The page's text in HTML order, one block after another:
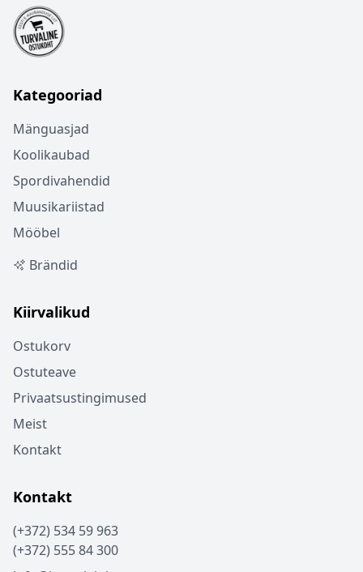
Kategooriad
Mänguasjad
Koolikaubad
Spordivahendid
Muusikariistad
Mööbel
Brändid
Kiirvalikud
Ostukorv
Ostuteave
Privaatsustingimused
Meist
Kontakt
Kontakt
(+372) 534 59 963
(+372) 555 84 300